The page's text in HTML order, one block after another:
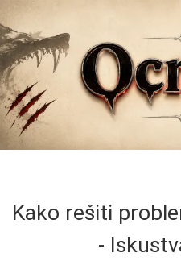
Kako rešiti
-